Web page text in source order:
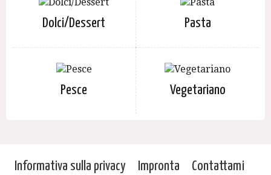
Dolci/Dessert Pasta
Pesce Vegetariano
Informativa sulla privacy Impronta
Contattami